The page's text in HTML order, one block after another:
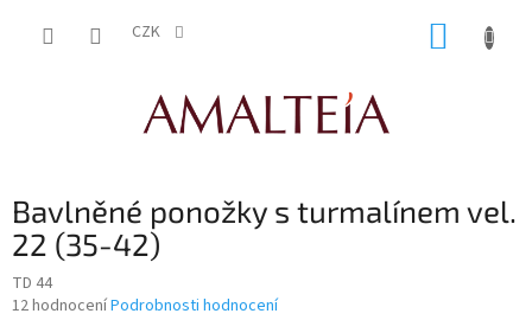
CZK
Bavlněné ponožky s turmalínem vel.
22 (35-42)
TD 44
Průměrné
12 hodnoceníPodrobnosti hodnocení